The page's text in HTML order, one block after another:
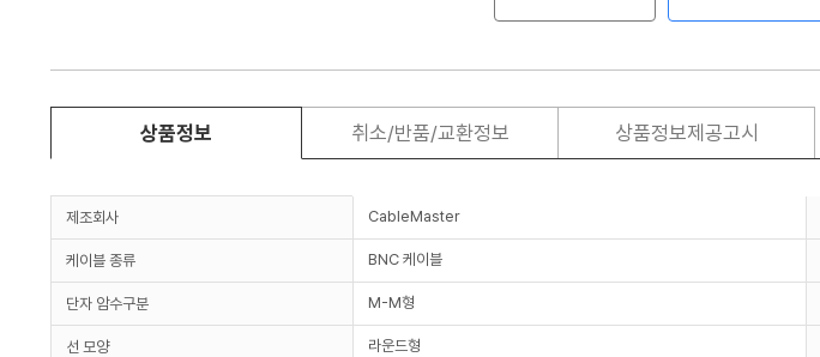
상품정보 취소/반품/교환정보 상품정보제공고시
제조회사 CableMaster
케이블 종류 BNC 케이블
단자 암수구분 M-M형
선 모양 라운드형